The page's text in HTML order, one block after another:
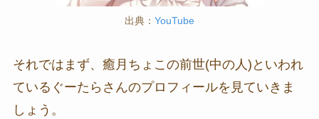
出典： YouTube
それではまず、癒月ちょこの前世(中の人)といわれ
ているぐーたらさんのプロフィールを見ていきま
しょう。